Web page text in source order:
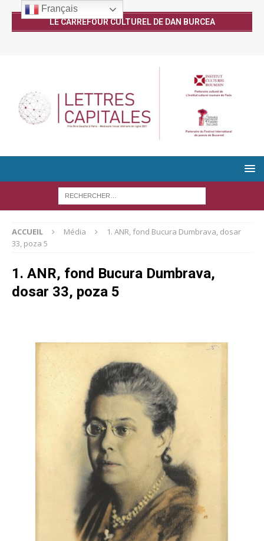
LE CARREFOUR CULTUREL DE DAN BURCEA
ACCUEIL Média
1. ANR, fond Bucura Dumbrava, dosar
33, poza 5
1. ANR, fond Bucura Dumbrava,
dosar 33, poza 5
Français